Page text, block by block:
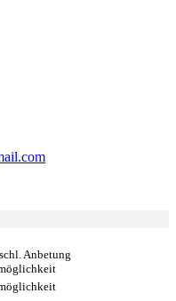
Anbetung